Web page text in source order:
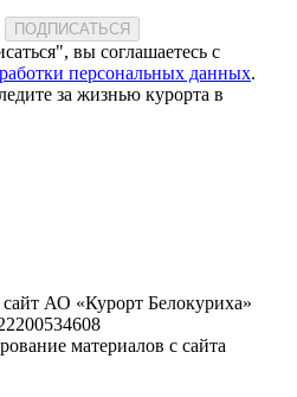
ПОДПИСАТЬСЯ
вы соглашаетесь с
персональных данных.
за жизнью курорта в
АО «Курорт Белокуриха»
материалов с сайта